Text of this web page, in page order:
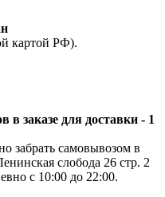
картой РФ).
заказе для доставки - 1
забрать самовывозом в
слобода 26 стр. 2
с 10:00 до 22:00.